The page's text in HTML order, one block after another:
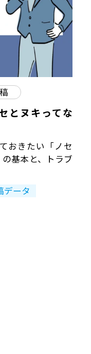
とヌキってな
おきたい「ノセ
の基本と、トラブ
データ